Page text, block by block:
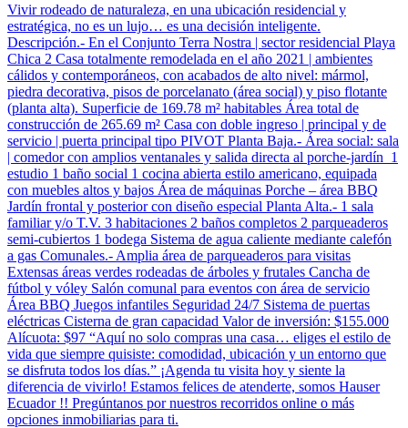
Vivir rodeado de naturaleza, en una ubicación residencial y
estratégica, no es un lujo… es una decisión inteligente.
Descripción.- En el Conjunto Terra Nostra | sector residencial Playa
Chica 2 Casa totalmente remodelada en el año 2021 | ambientes
cálidos y contemporáneos, con acabados de alto nivel: mármol,
piedra decorativa, pisos de porcelanato (área social) y piso flotante
(planta alta). Superficie de 169.78 m² habitables Área total de
construcción de 265.69 m² Casa con doble ingreso | principal y de
servicio | puerta principal tipo PIVOT Planta Baja.- Área social: sala
| comedor con amplios ventanales y salida directa al porche-jardín 1
estudio 1 baño social 1 cocina abierta estilo americano, equipada
con muebles altos y bajos Área de máquinas Porche – área BBQ
Jardín frontal y posterior con diseño especial Planta Alta.- 1 sala
familiar y/o T.V. 3 habitaciones 2 baños completos 2 parqueaderos
semi-cubiertos 1 bodega Sistema de agua caliente mediante calefón
a gas Comunales.- Amplia área de parqueaderos para visitas
Extensas áreas verdes rodeadas de árboles y frutales Cancha de
fútbol y vóley Salón comunal para eventos con área de servicio
Área BBQ Juegos infantiles Seguridad 24/7 Sistema de puertas
eléctricas Cisterna de gran capacidad Valor de inversión: $155.000
Alícuota: $97 “Aquí no solo compras una casa… eliges el estilo de
vida que siempre quisiste: comodidad, ubicación y un entorno que
se disfruta todos los días.” ¡Agenda tu visita hoy y siente la
diferencia de vivirlo! Estamos felices de atenderte, somos Hauser
Ecuador !! Pregúntanos por nuestros recorridos online o más
opciones inmobiliarias para ti.